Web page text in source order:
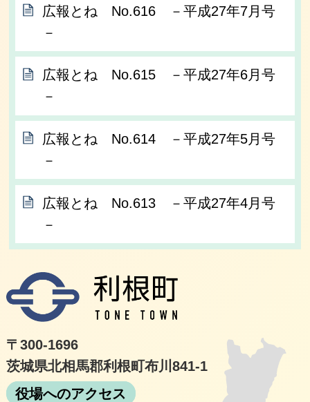
広報とね No.616 －平成27年7月号
－
広報とね No.615 －平成27年6月号
－
広報とね No.614 －平成27年5月号
－
広報とね No.613 －平成27年4月号
－
〒300-1696
茨城県北相馬郡利根町布川841-1
役場へのアクセス